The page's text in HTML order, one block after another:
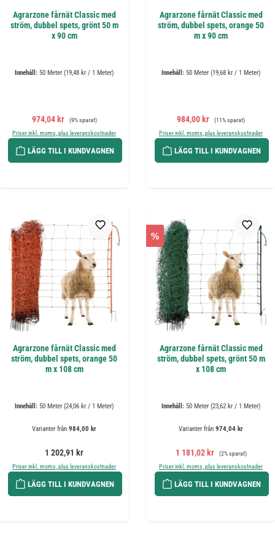
Agrarzone fårnät Classic med
ström, dubbel spets, grönt 50 m
x 90 cm
Innehåll: 50 Meter (19,48 kr / 1 Meter)
Försäljningspris:
974,04 kr Ordinarie pris:
(9% sparat)
Priser inkl. moms, plus leveranskostnader
LÄGG TILL I KUNDVAGNEN
Agrarzone fårnät Classic med
ström, dubbel spets, orange 50
m x 90 cm
Innehåll: 50 Meter (19,68 kr / 1 Meter)
Försäljningspris:
984,00 kr Ordinarie pris:
(11% sparat)
Priser inkl. moms, plus leveranskostnader
LÄGG TILL I KUNDVAGNEN
Agrarzone fårnät Classic med
ström, dubbel spets, orange 50
m x 108 cm
Innehåll: 50 Meter (24,06 kr / 1 Meter)
Varianter från 984,00 kr
Ordinarie pris:
1 202,91 kr
Priser inkl. moms, plus leveranskostnader
LÄGG TILL I KUNDVAGNEN
%
Agrarzone fårnät Classic med
ström, dubbel spets, grönt 50 m
x 108 cm
Innehåll: 50 Meter (23,62 kr / 1 Meter)
Varianter från 974,04 kr
Försäljningspris:
1 181,02 kr Ordinarie pris:
(2% sparat)
Priser inkl. moms, plus leveranskostnader
LÄGG TILL I KUNDVAGNEN